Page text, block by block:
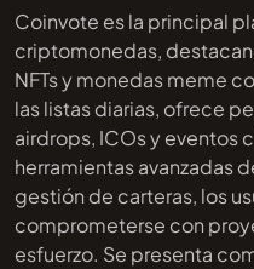
Coinvote es la principal
criptomonedas,
NFTs y monedas meme
las listas diarias, ofrece
airdrops, ICOs y eventos
herramientas avanzadas
gestión de carteras, los
comprometerse con
esfuerzo. Se presenta